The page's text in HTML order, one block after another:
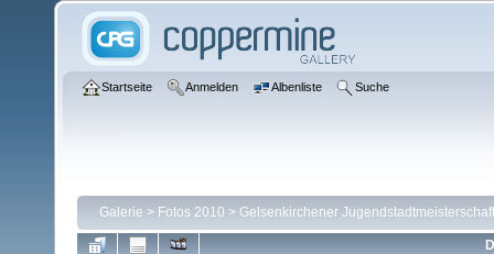
Startseite Anmelden Albenliste Suche
Galerie > Fotos 2010 > Gelsenkirchener